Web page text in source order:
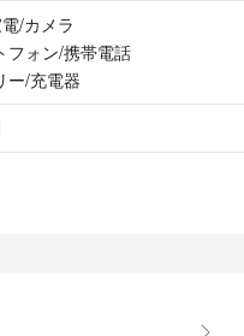
/カメラ
フォン/携帯電話
ー/充電器